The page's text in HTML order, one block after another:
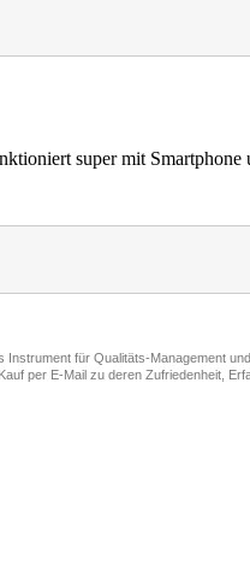
super mit Smartphone
Instrument für Qualitäts-Management und
per E-Mail zu deren Zufriedenheit,